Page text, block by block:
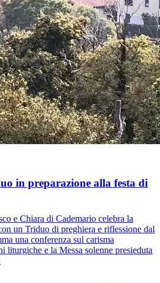
in preparazione alla festa di
e Chiara di Cademario celebra la
un Triduo di preghiera e riflessione dal
una conferenza sul carisma
liturgiche e la Messa solenne presieduta